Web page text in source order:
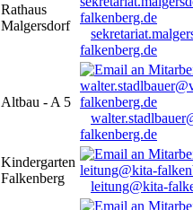
Rathaus
Malgersdorf
falkenberg.de
Altbau - A 5
falkenberg.de
Kindergarten
Falkenberg
leitung@kita-